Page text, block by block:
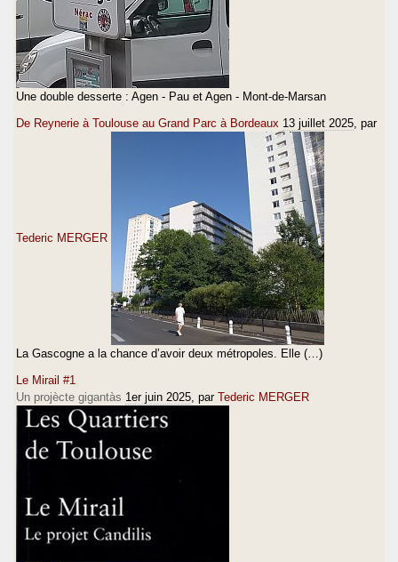
Une double desserte : Agen - Pau et Agen - Mont-de-Marsan
De Reynerie à Toulouse au Grand Parc à Bordeaux 13 juillet 2025, par
Tederic MERGER
La Gascogne a la chance d’avoir deux métropoles. Elle (…)
Le Mirail #1
Un projècte gigantàs 1er juin 2025, par Tederic MERGER